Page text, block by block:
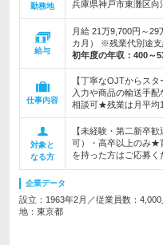
勤務地
兵庫県神戸市東灘区向
給与
月給 21万9,700円～
カ月） ※残業代別途
初年度の年収： 400～
仕事内容
【丁寧なOJTからス
入力や商品の輸送手
相談可★残業は月平均
対象と
なる方
【未経験・第二新卒
可）・高卒以上のみ★
を持った方はご応募く
企業データ
設立：1963年2月／従業員数：
地：東京都